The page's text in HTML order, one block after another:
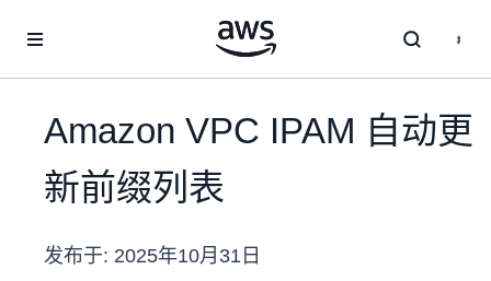
Amazon VPC IPAM 自动更
新前缀列表
发布于: 2025年10月31日